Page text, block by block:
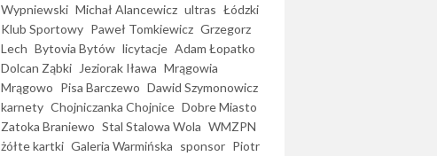
Wypniewski Michał Alancewicz ultras Łódzki
Klub Sportowy Paweł Tomkiewicz Grzegorz
Lech Bytovia Bytów licytacje Adam Łopatko
Dolcan Ząbki
Jeziorak Iława Mrągowia
Mrągowo Pisa Barczewo Dawid Szymonowicz
karnety Chojniczanka Chojnice Dobre Miasto
Zatoka Braniewo Stal Stalowa Wola WMZPN
żółte kartki Galeria Warmińska sponsor Piotr